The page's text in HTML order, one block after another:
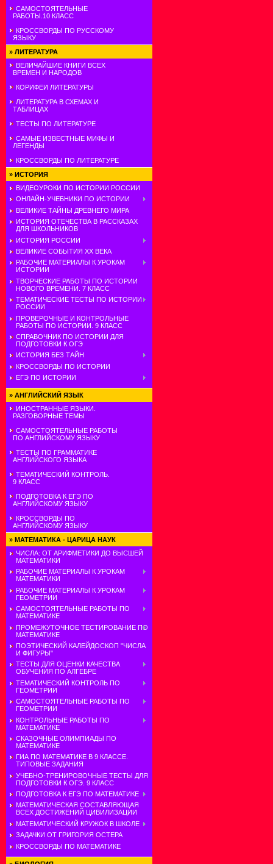
САМОСТОЯТЕЛЬНЫЕ
РАБОТЫ.10 КЛАСС
КРОССВОРДЫ ПО РУССКОМУ
ЯЗЫКУ
» ЛИТЕРАТУРА
ВЕЛИЧАЙШИЕ КНИГИ ВСЕХ
ВРЕМЕН И НАРОДОВ
КОРИФЕИ ЛИТЕРАТУРЫ
ЛИТЕРАТУРА В СХЕМАХ И
ТАБЛИЦАХ
ТЕСТЫ ПО ЛИТЕРАТУРЕ
САМЫЕ ИЗВЕСТНЫЕ МИФЫ И
ЛЕГЕНДЫ
КРОССВОРДЫ ПО ЛИТЕРАТУРЕ
» ИСТОРИЯ
ВИДЕОУРОКИ ПО ИСТОРИИ РОССИИ
ОНЛАЙН-УЧЕБНИКИ ПО ИСТОРИИ
ВЕЛИКИЕ ТАЙНЫ ДРЕВНЕГО МИРА
ИСТОРИЯ ОТЕЧЕСТВА В РАССКАЗАХ
ДЛЯ ШКОЛЬНИКОВ
ИСТОРИЯ РОССИИ
ВЕЛИКИЕ СОБЫТИЯ ХХ ВЕКА
РАБОЧИЕ МАТЕРИАЛЫ К УРОКАМ
ИСТОРИИ
ТВОРЧЕСКИЕ РАБОТЫ ПО ИСТОРИИ
НОВОГО ВРЕМЕНИ. 7 КЛАСС
ТЕМАТИЧЕСКИЕ ТЕСТЫ ПО ИСТОРИИ
РОССИИ
ПРОВЕРОЧНЫЕ И КОНТРОЛЬНЫЕ
РАБОТЫ ПО ИСТОРИИ. 9 КЛАСС
СПРАВОЧНИК ПО ИСТОРИИ ДЛЯ
ПОДГОТОВКИ К ОГЭ
ИСТОРИЯ БЕЗ ТАЙН
КРОССВОРДЫ ПО ИСТОРИИ
ЕГЭ ПО ИСТОРИИ
» АНГЛИЙСКИЙ ЯЗЫК
ИНОСТРАННЫЕ ЯЗЫКИ.
РАЗГОВОРНЫЕ ТЕМЫ
САМОСТОЯТЕЛЬНЫЕ РАБОТЫ
ПО АНГЛИЙСКОМУ ЯЗЫКУ
ТЕСТЫ ПО ГРАММАТИКЕ
АНГЛИЙСКОГО ЯЗЫКА
ТЕМАТИЧЕСКИЙ КОНТРОЛЬ.
9 КЛАСС
ПОДГОТОВКА К ЕГЭ ПО
АНГЛИЙСКОМУ ЯЗЫКУ
КРОССВОРДЫ ПО
АНГЛИЙСКОМУ ЯЗЫКУ
» МАТЕМАТИКА - ЦАРИЦА НАУК
ЧИСЛА: ОТ АРИФМЕТИКИ ДО ВЫСШЕЙ
МАТЕМАТИКИ
РАБОЧИЕ МАТЕРИАЛЫ К УРОКАМ
МАТЕМАТИКИ
РАБОЧИЕ МАТЕРИАЛЫ К УРОКАМ
ГЕОМЕТРИИ
САМОСТОЯТЕЛЬНЫЕ РАБОТЫ ПО
МАТЕМАТИКЕ
ПРОМЕЖУТОЧНОЕ ТЕСТИРОВАНИЕ ПО
МАТЕМАТИКЕ
ПОЭТИЧЕСКИЙ КАЛЕЙДОСКОП "ЧИСЛА
И ФИГУРЫ"
ТЕСТЫ ДЛЯ ОЦЕНКИ КАЧЕСТВА
ОБУЧЕНИЯ ПО АЛГЕБРЕ
ТЕМАТИЧЕСКИЙ КОНТРОЛЬ ПО
ГЕОМЕТРИИ
САМОСТОЯТЕЛЬНЫЕ РАБОТЫ ПО
ГЕОМЕТРИИ
КОНТРОЛЬНЫЕ РАБОТЫ ПО
МАТЕМАТИКЕ
СКАЗОЧНЫЕ ОЛИМПИАДЫ ПО
МАТЕМАТИКЕ
ГИА ПО МАТЕМАТИКЕ В 9 КЛАССЕ.
ТИПОВЫЕ ЗАДАНИЯ
УЧЕБНО-ТРЕНИРОВОЧНЫЕ ТЕСТЫ ДЛЯ
ПОДГОТОВКИ К ОГЭ. 9 КЛАСС
ПОДГОТОВКА К ЕГЭ ПО МАТЕМАТИКЕ
МАТЕМАТИЧЕСКАЯ СОСТАВЛЯЮЩАЯ
ВСЕХ ДОСТИЖЕНИЙ ЦИВИЛИЗАЦИИ
МАТЕМАТИЧЕСКИЙ КРУЖОК В ШКОЛЕ
ЗАДАЧКИ ОТ ГРИГОРИЯ ОСТЕРА
КРОССВОРДЫ ПО МАТЕМАТИКЕ